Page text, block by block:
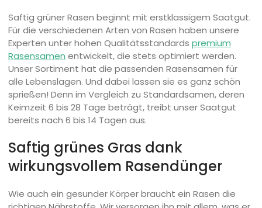
Saftig grüner Rasen beginnt mit erstklassigem Saatgut.
Für die verschiedenen Arten von Rasen haben unsere
Experten unter hohen Qualitätsstandards premium
Rasensamen entwickelt, die stets optimiert werden.
Unser Sortiment hat die passenden Rasensamen für
alle Lebenslagen. Und dabei lassen sie es ganz schön
sprießen! Denn im Vergleich zu Standardsamen, deren
Keimzeit 6 bis 28 Tage beträgt, treibt unser Saatgut
bereits nach 6 bis 14 Tagen aus.
Saftig grünes Gras dank
wirkungsvollem Rasendünger
Wie auch ein gesunder Körper braucht ein Rasen die